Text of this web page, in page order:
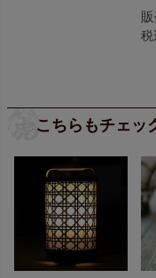
税
こちらもチェッ